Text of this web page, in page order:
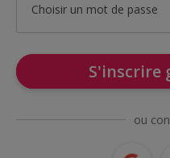
Choisir un mot de passe
S'inscrire
ou